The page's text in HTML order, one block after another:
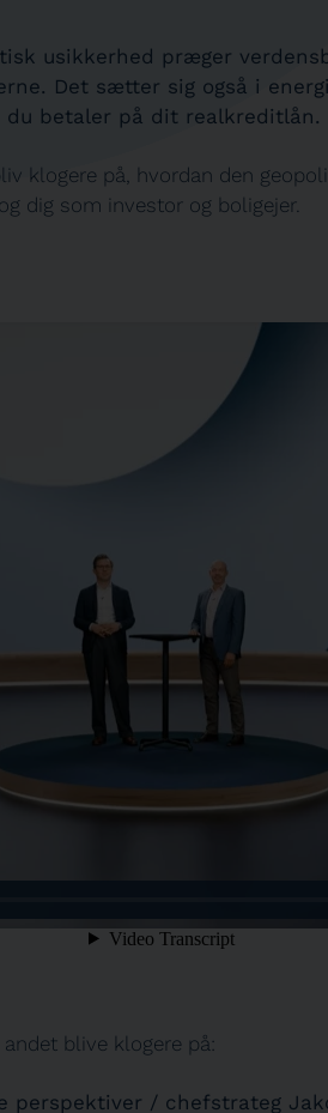
usikkerhed præger
Det sætter sig også i
betaler på dit realkreditlån.
klogere på, hvordan den
dig som investor og boligejer.
blive klogere på:
perspektiver / chefstrateg